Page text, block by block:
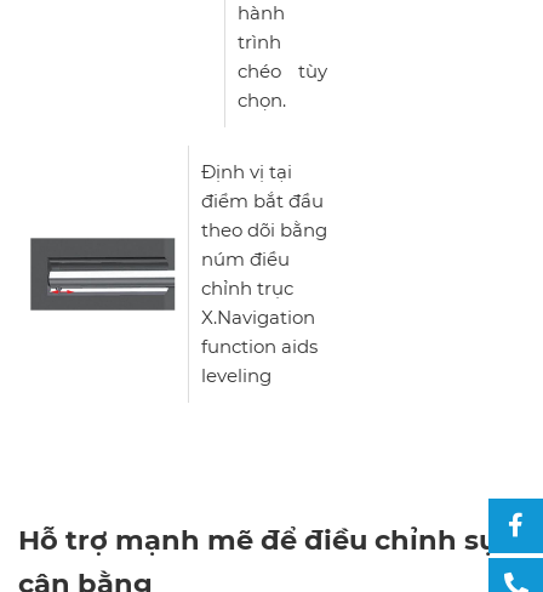
hành
trình
chéo tùy
chọn.
Định vị tại
điểm bắt đầu
theo dõi bằng
núm điều
chỉnh trục
X.Navigation
function aids
leveling
Hỗ trợ mạnh mẽ để điều chỉnh sự
cân bằng